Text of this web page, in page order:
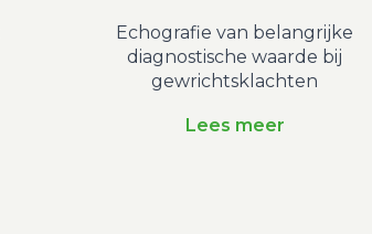
Echografie van belangrijke
diagnostische waarde bij
gewrichtsklachten
Lees meer